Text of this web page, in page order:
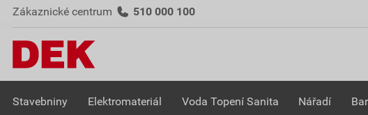
Zákaznické centrum 510 000 100
Stavebniny Elektromateriál Voda Topení Sanita Nářadí